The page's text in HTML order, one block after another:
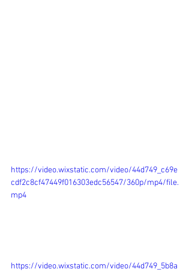
https://video.wixstatic.com/video/44d749_c69e
cdf2c8cf47449f016303edc56547/360p/mp4/file.
mp4
https://video.wixstatic.com/video/44d749_5b8a